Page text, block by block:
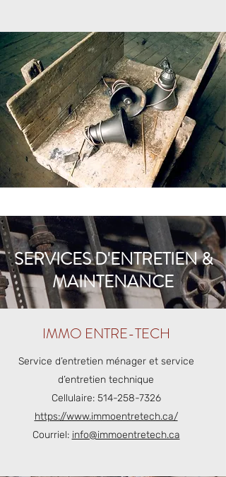
SERVICES D'ENTRETIEN &
MAINTENANCE
IMMO ENTRE-TECH
Service d’entretien ménager et service
d’entretien technique
Cellulaire: 514-258-7326
https://www.immoentretech.ca/
Courriel: info@immoentretech.ca